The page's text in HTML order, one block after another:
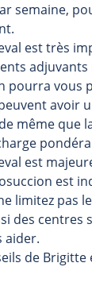
semaine,
est très
adjuvants
pourra vous
avoir
même que
est
est
limitez pas
des centres
aider.
de Brigitte